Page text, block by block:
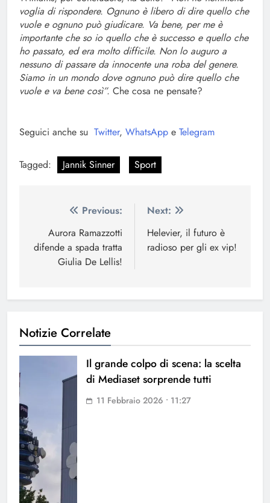
voglia di rispondere. Ognuno è libero di dire quello che
vuole e ognuno può giudicare. Va bene, per me è
importante che so io quello che è successo e quello che
ho passato, ed era molto difficile. Non lo auguro a
nessuno di passare da innocente una roba del genere.
Siamo in un mondo dove ognuno può dire quello che
vuole e va bene così”. Che cosa ne pensate?
Seguici anche su Twitter, WhatsApp e Telegram
Tagged: Jannik Sinner Sport
Navigazione
articoli
Previous:
Aurora Ramazzotti
difende a spada tratta
Giulia De Lellis!
Next:
Helevier, il futuro è
radioso per gli ex vip!
Notizie Correlate
Il grande colpo di scena: la scelta
di Mediaset sorprende tutti
11 Febbraio 2026 • 11:27